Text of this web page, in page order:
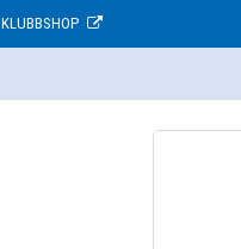
KLUBBSHOP